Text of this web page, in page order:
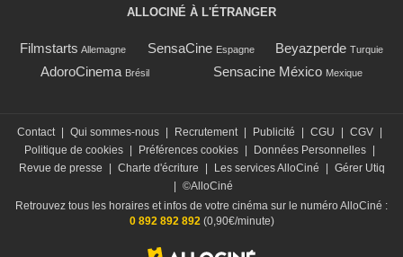
ALLOCINÉ À L'ÉTRANGER
Filmstarts Allemagne SensaCine Espagne Beyazperde Turquie
AdoroCinema Brésil Sensacine México Mexique
Contact | Qui sommes-nous | Recrutement | Publicité | CGU | CGV |
Politique de cookies | Préférences cookies | Données Personnelles |
Revue de presse
| Charte d'écriture | Les services AlloCiné | Gérer Utiq
| ©AlloCiné
Retrouvez tous les horaires et infos de votre cinéma sur le numéro AlloCiné :
0 892 892 892 (0,90€/minute)